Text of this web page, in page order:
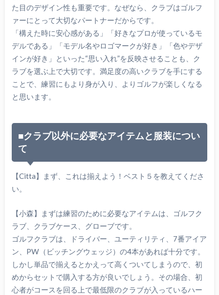
た目のデザイン性も重要です。なぜなら、クラブはゴルフ
ァーにとって大切なパートナーだからです。
「構えた時に安心感がある」「好きなプロが使っているモ
デルである」「モデル名やロゴマークが好き」「色やデザ
インが好き」といった“思い入れ”を反映させることも、ク
ラブを選ぶ上で大切です。満足度の高いクラブを手にする
ことで、練習にもより身が入り、よりゴルフが楽しくなる
と思います。
■クラブ以外に必要なアイテムと服装につい
て
【Citta】まず、これは揃えよう！ベスト５を教えてくださ
い。
【小森】まずは練習のために必要なアイテムは、ゴルフク
ラブ、クラブケース、グローブです。
ゴルフクラブは、ドライバー、ユーティリティ、7番アイア
ン、PW（ビッチングウェッジ）の4本があれば十分です。
しかし単品で揃えるとかえって高くついてしまうので、初
めからセットで購入する方が良いでしょう。その場合、初
心者がコースを回る上で最低限のクラブが入っているハー